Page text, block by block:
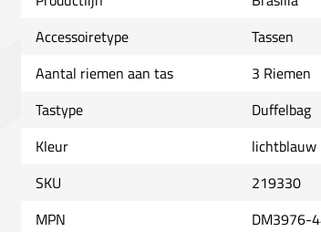
Accessoiretype
Tassen
Aantal riemen aan tas
3 Riemen
Tastype
Duffelbag
Kleur
lichtblauw
SKU
219330
MPN
DM3976-